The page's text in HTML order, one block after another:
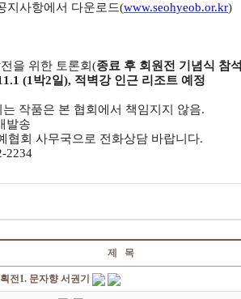
지사항에서 다운로드(www.seohyeob.or.kr)
을 위한 토론회(종료 후 회원전 기념식 참석
(1박2일), 적벽강 인근 리조트 예정
작품은 본 협회에서 책임지지 않음.
발송
협회 사무국으로 전화상담 바랍니다.
2234
제 목
전1. 문자향 서권기